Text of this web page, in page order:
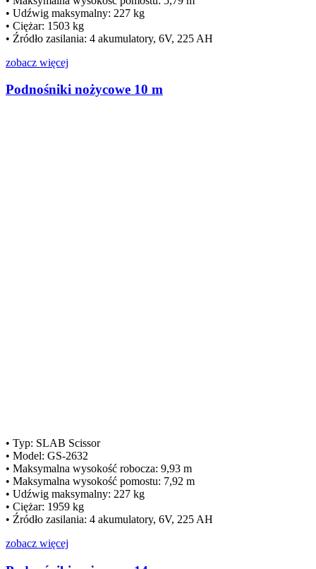
• Udźwig maksymalny: 227 kg
• Ciężar: 1503 kg
• Źródło zasilania: 4 akumulatory, 6V, 225 AH
zobacz więcej
Podnośniki nożycowe 10 m
• Typ: SLAB Scissor
• Model: GS-2632
• Maksymalna wysokość robocza: 9,93 m
• Maksymalna wysokość pomostu: 7,92 m
• Udźwig maksymalny: 227 kg
• Ciężar: 1959 kg
• Źródło zasilania: 4 akumulatory, 6V, 225 AH
zobacz więcej